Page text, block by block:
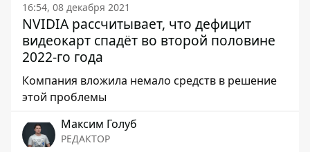
16:54, 08 декабря 2021
NVIDIA рассчитывает, что дефицит
видеокарт спадёт во второй половине
2022-го года
Компания вложила немало средств в решение
этой проблемы
Максим Голуб
РЕДАКТОР